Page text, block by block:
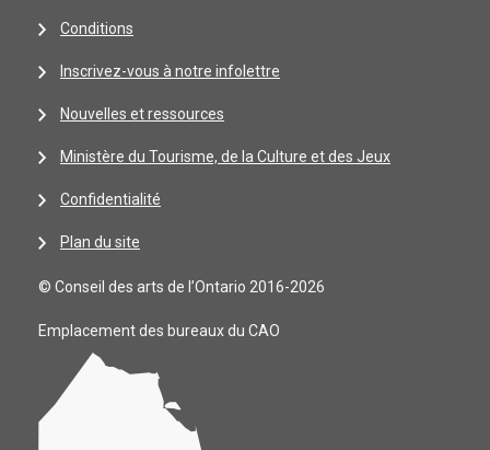
Conditions
Inscrivez-vous à notre infolettre
Nouvelles et ressources
Ministère du Tourisme, de la Culture et des Jeux
Confidentialité
Plan du site
© Conseil des arts de l’Ontario 2016-2026
Emplacement des bureaux du CAO